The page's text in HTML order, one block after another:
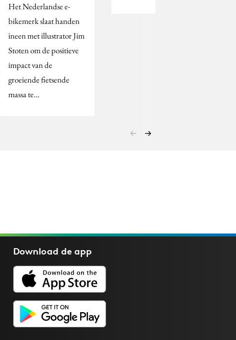
Het Nederlandse e-
bikemerk slaat handen
ineen met illustrator Jim
Stoten om de positieve
impact van de
groeiende fietsende
massa te…
Download deapp